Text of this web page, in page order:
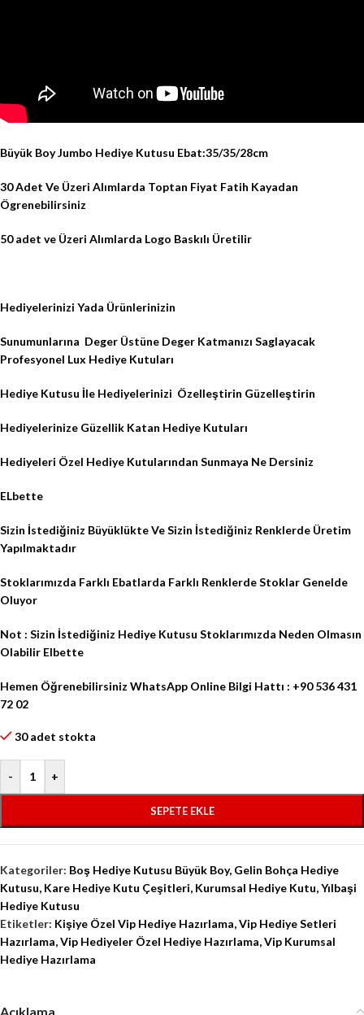
Büyük Boy Jumbo Hediye Kutusu Ebat:35/35/28cm
30 Adet Ve Üzeri Alımlarda Toptan Fiyat Fatih Kayadan
Ögrenebilirsiniz
50 adet ve Üzeri Alımlarda Logo Baskılı Üretilir
Hediyelerinizi Yada Ürünlerinizin
Sunumunlarına Deger Üstüne Deger Katmanızı Saglayacak
Profesyonel Lux Hediye Kutuları
Hediye Kutusu İle Hediyelerinizi Özelleştirin Güzelleştirin
Hediyelerinize Güzellik Katan Hediye Kutuları
Hediyeleri Özel Hediye Kutularından Sunmaya Ne Dersiniz
ELbette
Sizin İstediğiniz Büyüklükte Ve Sizin İstediğiniz Renklerde Üretim
Yapılmaktadır
Stoklarımızda Farklı Ebatlarda Farklı Renklerde Stoklar Genelde
Oluyor
Not : Sizin İstediğiniz Hediye Kutusu Stoklarımızda Neden Olmasın
Olabilir Elbette
Hemen Öğrenebilirsiniz WhatsApp Online Bilgi Hattı : +90 536 431
72 02
30 adet stokta
- +
SEPETE EKLE
Kategoriler: Boş Hediye Kutusu Büyük Boy, Gelin Bohça Hediye
Kutusu, Kare Hediye Kutu Çeşitleri, Kurumsal Hediye Kutu,Yılbaşi
Hediye Kutusu
Etiketler: Kişiye Özel Vip Hediye Hazırlama,Vip Hediye Setleri
Hazırlama,Vip Hediyeler Özel Hediye Hazırlama,Vip Kurumsal
Hediye Hazırlama
Açıklama